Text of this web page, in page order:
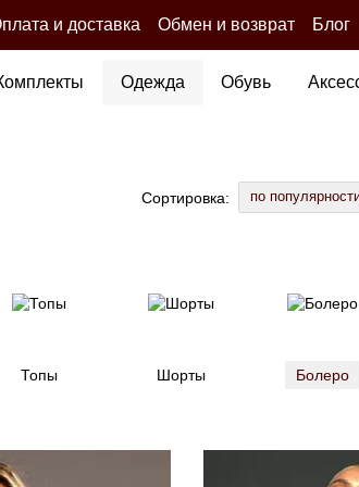
и доставка Обмен и возврат Блог
Одежда Обувь
Сортировка: по
Топы Шорты Болеро